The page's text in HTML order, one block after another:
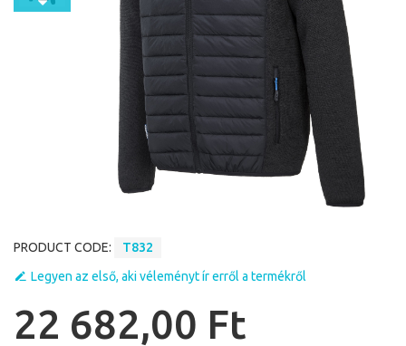
PRODUCT CODE:
T832
Legyen az első, aki véleményt ír erről a termékről
22 682,00 Ft